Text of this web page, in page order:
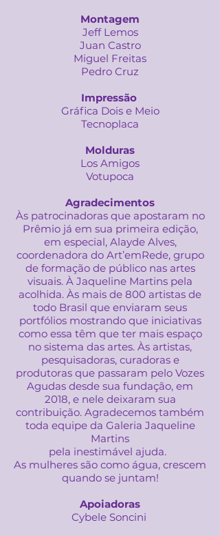
Montagem
Jeff Lemos
Juan Castro
Miguel Freitas
Pedro Cruz
Impressão
Gráfica Dois e Meio
Tecnoplaca
Molduras
Los Amigos
Votupoca
Agradecimentos
Às patrocinadoras que apostaram no
Prêmio já em sua primeira edição,
em especial, Alayde Alves,
coordenadora do Art’emRede, grupo
de formação de público nas artes
visuais. À Jaqueline Martins pela
acolhida. Às mais de 800 artistas de
todo Brasil que enviaram seus
portfólios mostrando que iniciativas
como essa têm que ter mais espaço
no sistema das artes. Às artistas,
pesquisadoras, curadoras e
produtoras que passaram pelo Vozes
Agudas desde sua fundação, em
2018, e nele deixaram sua
contribuição. Agradecemos também
toda equipe da Galeria Jaqueline
Martins
pela inestimável ajuda.
As mulheres são como água, crescem
quando se juntam!
Apoiadoras
Cybele Soncini